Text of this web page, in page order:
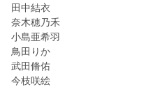
田中結衣
奈木穂乃禾
小島亜希羽
鳥田りか
武田脩佑
今枝咲絵